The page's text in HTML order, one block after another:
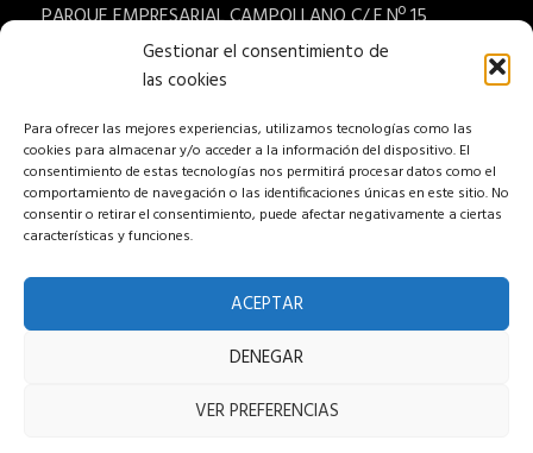
Gestionar el consentimiento de
las cookies
Para ofrecer las mejores experiencias, utilizamos tecnologías como las
cookies para almacenar y/o acceder a la información del dispositivo. El
consentimiento de estas tecnologías nos permitirá procesar datos como el
comportamiento de navegación o las identificaciones únicas en este sitio. No
consentir o retirar el consentimiento, puede afectar negativamente a ciertas
características y funciones.
ACEPTAR
DENEGAR
VER PREFERENCIAS
PARQUE EMPRESARIAL CAMPOLLANO C/ F Nº 15
Albacete 02007 España
Teléfono: (+34) 967 24 68 72
Aviso legal
Política de privacidad
Política de cookies
Copyright © 2022 Pumuky Garden S.L, All rights reserved.